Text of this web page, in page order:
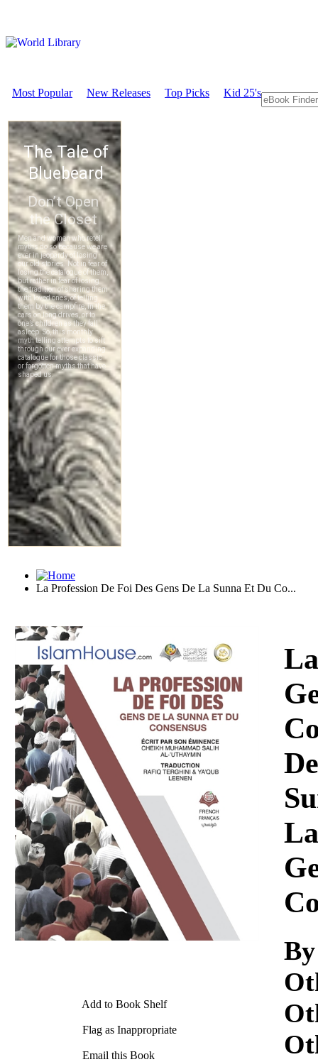
Most Popular New Releases Top Picks Kid 25's
La Profession De Foi Des Gens De La Sunna Et Du Co...
Add to Book Shelf
Flag as Inappropriate
Email this Book